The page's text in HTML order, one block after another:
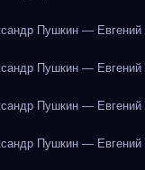
Пушкин — Евгений
Пушкин — Евгений
Пушкин — Евгений
Пушкин — Евгений